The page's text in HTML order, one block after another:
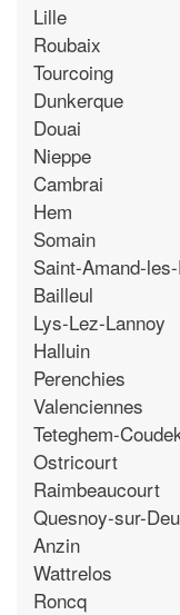
Lille
Roubaix
Tourcoing
Dunkerque
Douai
Nieppe
Cambrai
Hem
Somain
Saint-Amand-
Bailleul
Lys-Lez-Lannoy
Halluin
Perenchies
Valenciennes
Teteghem-
Ostricourt
Raimbeaucourt
Quesnoy-sur-
Anzin
Wattrelos
Roncq